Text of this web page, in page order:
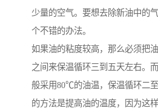
少量的空气。要想去除新油中的
个不错的办法。
如果油的粘度较高，那么必须把
之间来保温循环三到五天左右。
般采用80℃的油温，保温循环二
的方法是提高油的温度，因为这